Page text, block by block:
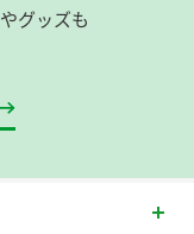
グッズも